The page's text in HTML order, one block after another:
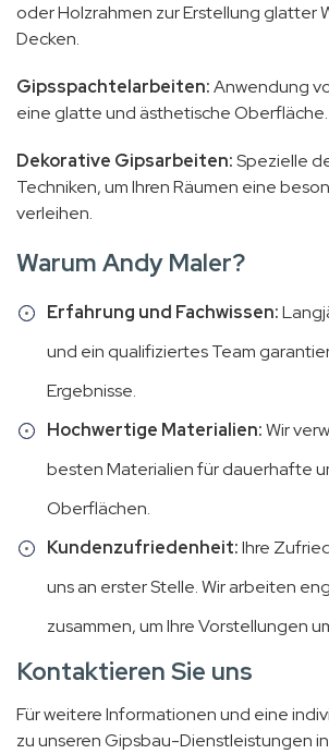
oder Holzrahmen zur Erstellung glatter
Decken.
Gipsspachtelarbeiten:Anwendung
eine glatte und ästhetische Oberfläche.
Dekorative Gipsarbeiten:Spezielle
Techniken, um Ihren Räumen eine
verleihen.
Warum Andy Maler?
Erfahrung und Fachwissen:
und ein qualifiziertes Team
Ergebnisse.
Hochwertige Materialien:Wir
besten Materialien für dauerhafte
Oberflächen.
Kundenzufriedenheit:Ihre
uns an erster Stelle. Wir arbeiten
zusammen, um Ihre Vorstellungen
Kontaktieren Sie uns
Für weitere Informationen und eine
zu unseren Gipsbau-Dienstleistungen